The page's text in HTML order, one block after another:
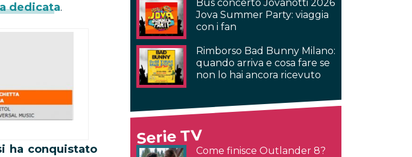
dedicata.
ha conquistato
Bus concerto Jovanotti 2026
Jova Summer Party: viaggia
con i fan
Rimborso Bad Bunny Milano:
quando arriva e cosa fare se
non lo hai ancora ricevuto
Serie TV
Come finisce Outlander 8?